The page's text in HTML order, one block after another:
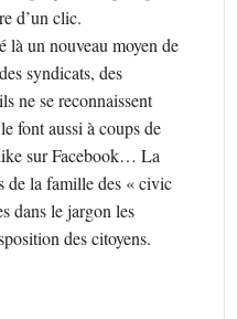
d’un clic.
là un nouveau moyen de
syndicats, des
ne se reconnaissent
font aussi à coups de
sur Facebook… La
de la famille des « civic
dans le jargon les
des citoyens.